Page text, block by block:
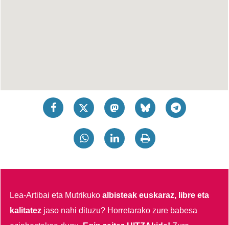
Lea-Artibai eta Mutrikukoalbisteak euskaraz, libre eta
kalitatez jaso nahi dituzu? Horretarako zure babesa